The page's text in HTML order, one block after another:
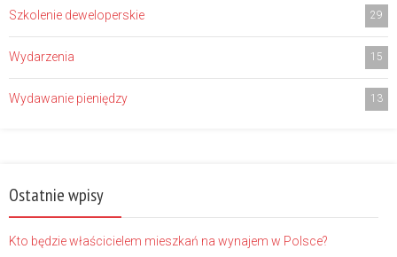
Szkolenie deweloperskie 29
Wydarzenia 15
Wydawanie pieniędzy 13
Ostatnie wpisy
Kto będzie właścicielem mieszkań na wynajem w Polsce?